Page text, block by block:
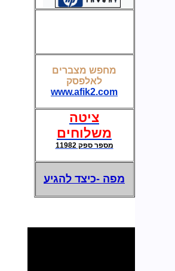
קופסת חשמל ותקשורת לשולחן חדר ישיבות
מצברים לאל פסק-UPS
מחפש מצברים
לאלפסק
www.afik2.com
ציטה
משלוחים
מספר ספק 11982
מפה -כיצד להגיע